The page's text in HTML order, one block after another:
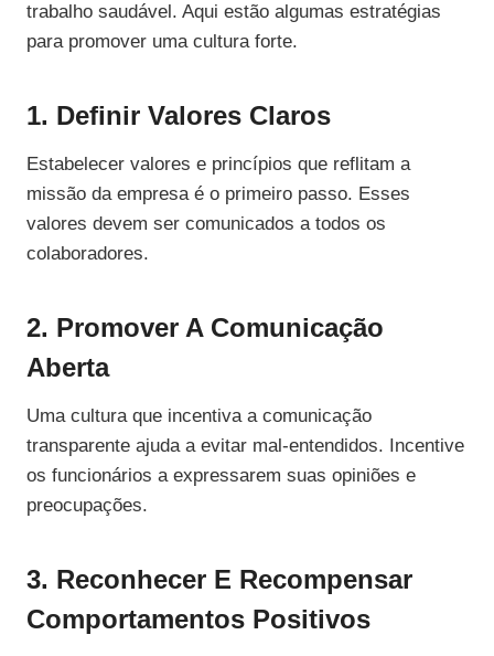
trabalho saudável. Aqui estão algumas estratégias
para promover uma cultura forte.
1. Definir Valores Claros
Estabelecer valores e princípios que reflitam a
missão da empresa é o primeiro passo. Esses
valores devem ser comunicados a todos os
colaboradores.
2. Promover A Comunicação
Aberta
Uma cultura que incentiva a comunicação
transparente ajuda a evitar mal-entendidos. Incentive
os funcionários a expressarem suas opiniões e
preocupações.
3. Reconhecer E Recompensar
Comportamentos Positivos